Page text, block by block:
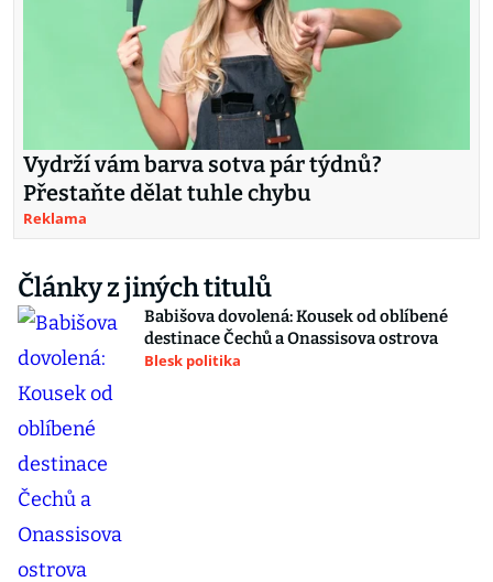
Vydrží vám barva sotva pár týdnů?
Přestaňte dělat tuhle chybu
Reklama
Články z jiných titulů
Babišova dovolená: Kousek od oblíbené
destinace Čechů a Onassisova ostrova
Blesk politika